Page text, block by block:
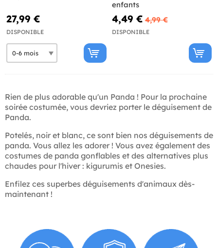
27,99 €
DISPONIBLE
enfants
4,49 € 4,99 €
DISPONIBLE
Rien de plus adorable qu'un Panda ! Pour la prochaine
soirée costumée, vous devriez porter le déguisement de
Panda.
Potelés, noir et blanc, ce sont bien nos déguisements de
panda. Vous allez les adorer ! Vous avez également des
costumes de panda gonflables et des alternatives plus
chaudes pour l'hiver : kigurumis et Onesies.
Enfilez ces superbes déguisements d'animaux dès-
maintenant !